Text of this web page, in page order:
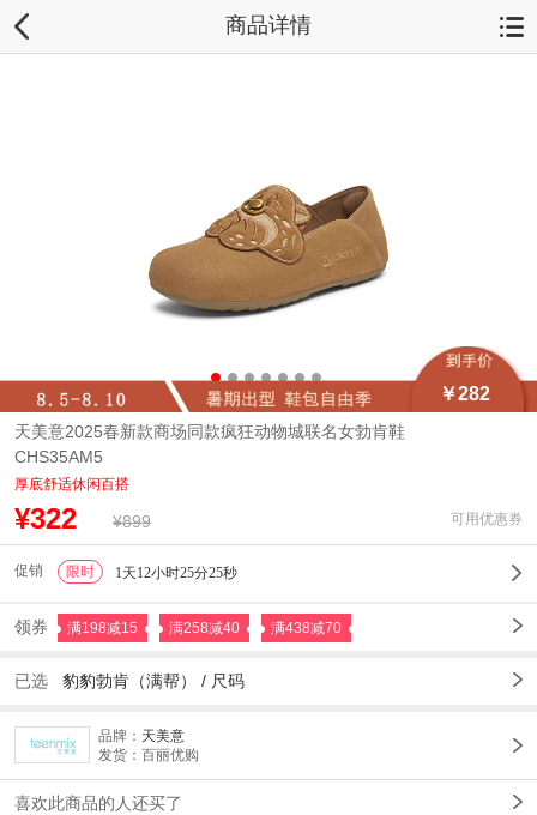
商品详情
￥282
天美意2025春新款商场同款疯狂动物城联名女勃肯鞋
CHS35AM5
厚底舒适休闲百搭
¥322 ¥899 可用优惠券
促销 限时 1天12小时25分22秒
领券 满198减15 满258减40 满438减70
已选 豹豹勃肯（满帮） / 尺码
品牌： 天美意
发货：百丽优购
喜欢此商品的人还买了